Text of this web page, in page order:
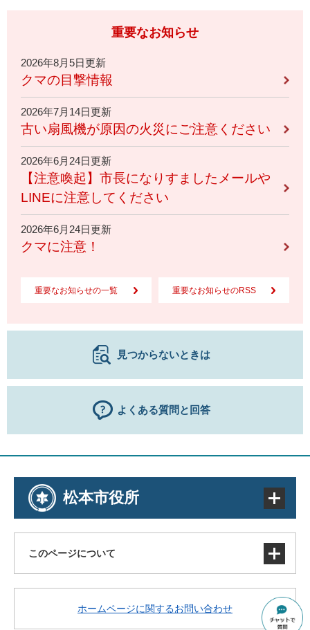
重要なお知らせ
2026年8月5日更新
クマの目撃情報
2026年7月14日更新
古い扇風機が原因の火災にご注意ください
2026年6月24日更新
【注意喚起】市長になりすましたメールや
LINEに注意してください
2026年6月24日更新
クマに注意！
重要なお知らせの一覧 重要なお知らせのRSS
見つからないときは
よくある質問と回答
松本市役所
このページについて
著作権・免責事項・リンク
ホームページに関するお問い合わせ